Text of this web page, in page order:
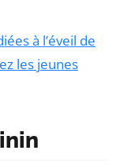
à l’éveil de
les jeunes